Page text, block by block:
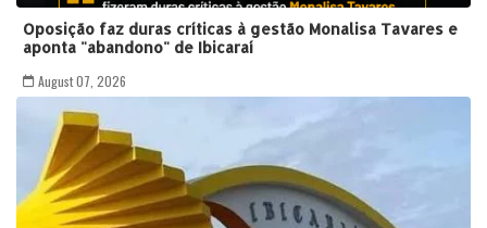
Oposição faz duras críticas à gestão Monalisa Tavares e
aponta "abandono" de Ibicaraí
August 07, 2026